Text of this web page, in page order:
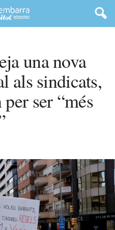
una nova
als sindicats,
ser “més